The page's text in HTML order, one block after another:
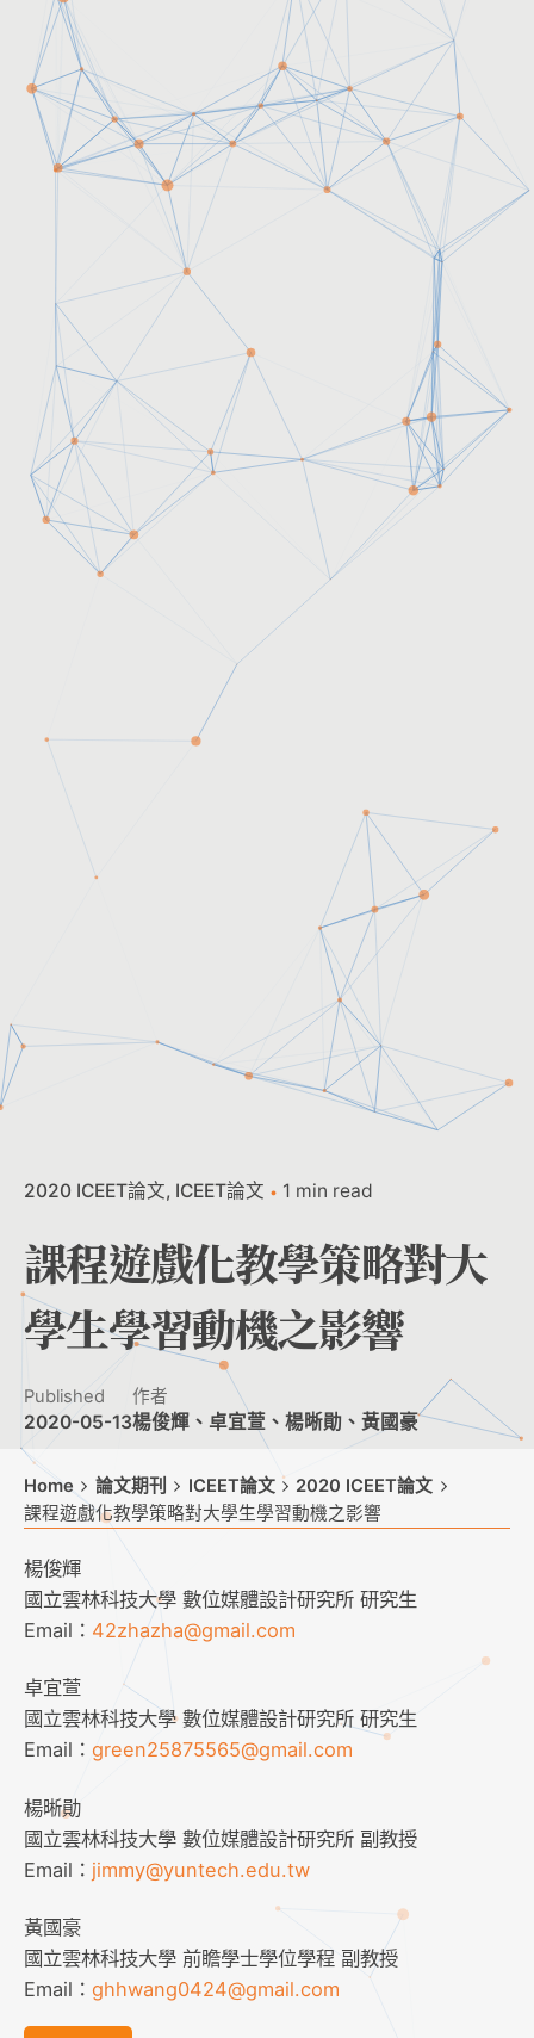
2020 ICEET論文 ICEET論文 1 min read
課程遊戲化教學策略對大
學生學習動機之影響
Published
2020-05-13
作者
楊俊輝、卓宜萱、楊晰勛、黃國豪
Home 論文期刊 ICEET論文
2020 ICEET論文
課程遊戲化教學策略對大學生學習動機之影響
楊俊輝
國立雲林科技大學 數位媒體設計研究所 研究生
Email： 42zhazha@gmail.com
卓宜萱
國立雲林科技大學 數位媒體設計研究所 研究生
Email： green25875565@gmail.com
楊晰勛
國立雲林科技大學 數位媒體設計研究所 副教授
Email： jimmy@yuntech.edu.tw
黃國豪
國立雲林科技大學 前瞻學士學位學程 副教授
Email： ghhwang0424@gmail.com